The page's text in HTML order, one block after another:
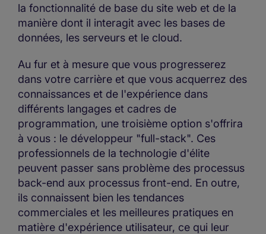
la fonctionnalité de base du site web et de la
manière dont il interagit avec les bases de
données, les serveurs et le cloud.
Au fur et à mesure que vous progresserez
dans votre carrière et que vous acquerrez des
connaissances et de l'expérience dans
différents langages et cadres de
programmation, une troisième option s'offrira
à vous : le développeur "full-stack". Ces
professionnels de la technologie d'élite
peuvent passer sans problème des processus
back-end aux processus front-end. En outre,
ils connaissent bien les tendances
commerciales et les meilleures pratiques en
matière d'expérience utilisateur, ce qui leur